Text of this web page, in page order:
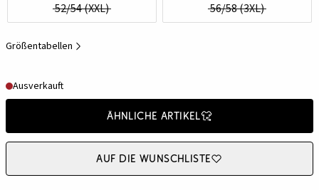
52/54 (XXL) 56/58 (3XL)
Größentabellen
Ausverkauft
Ähnliche Artikel
Auf die Wunschliste